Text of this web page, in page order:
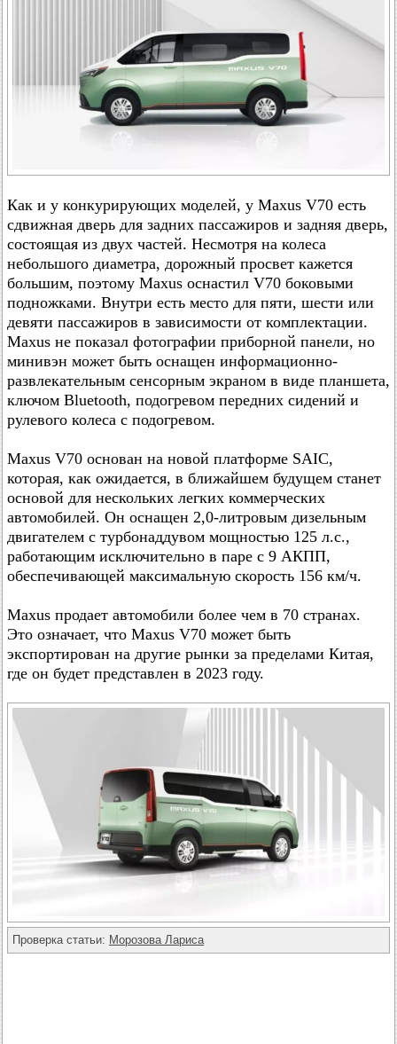
Как и у конкурирующих моделей, у Maxus V70 есть
сдвижная дверь для задних пассажиров и задняя дверь,
состоящая из двух частей. Несмотря на колеса
небольшого диаметра, дорожный просвет кажется
большим, поэтому Maxus оснастил V70 боковыми
подножками. Внутри есть место для пяти, шести или
девяти пассажиров в зависимости от комплектации.
Maxus не показал фотографии приборной панели, но
минивэн может быть оснащен информационно-
развлекательным сенсорным экраном в виде планшета,
ключом Bluetooth, подогревом передних сидений и
рулевого колеса с подогревом.
Maxus V70 основан на новой платформе SAIC,
которая, как ожидается, в ближайшем будущем станет
основой для нескольких легких коммерческих
автомобилей. Он оснащен 2,0-литровым дизельным
двигателем с турбонаддувом мощностью 125 л.с.,
работающим исключительно в паре с 9 АКПП,
обеспечивающей максимальную скорость 156 км/ч.
Maxus продает автомобили более чем в 70 странах.
Это означает, что Maxus V70 может быть
экспортирован на другие рынки за пределами Китая,
где он будет представлен в 2023 году.
Проверка статьи: Морозова Лариса